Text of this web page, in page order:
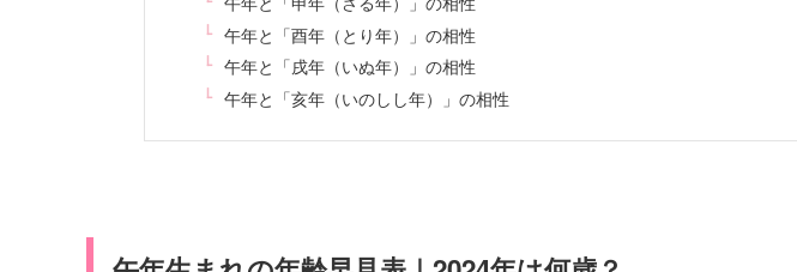
午年と「酉年（とり年）」の相性
午年と「戌年（いぬ年）」の相性
午年と「亥年（いのしし年）」の相性